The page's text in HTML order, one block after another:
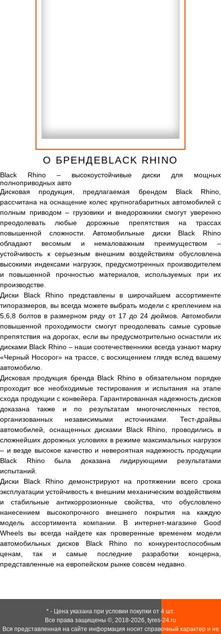
О БРЕНДЕBLACK RHINO
Black Rhino – высокоустойчивые диски для мощных
полноприводных авто
Дисковая продукция, предлагаемая брендом Black Rhino,
рассчитана на оснащение колес крупногабаритных автомобилей с
полным приводом – грузовики и внедорожники смогут уверенно
преодолевать любые дорожные препятствия на трассах
повышенной сложности. Автомобильные диски Black Rhino
обладают весомым и немаловажным преимуществом –
устойчивость к серьезным внешним воздействиям обусловлена
высокими индексами нагрузок, предусмотренных производителем
и повышенной прочностью материалов, используемых при их
производстве.
Диски Black Rhino представлены в широчайшем ассортименте
типоразмеров, вы всегда можете выбрать модели с креплением на
5,6,8 болтов в размерном ряду от 17 до 24 дюймов. Автомобили
повышенной проходимости смогут преодолевать самые суровые
препятствия на дорогах, если вы предусмотрительно оснастили их
дисками Black Rhino – наши соотечественники всегда узнают марку
«Черный Носорог» на трассе, с восхищением глядя вслед вашему
автомобилю.
Дисковая продукция бренда Black Rhino в обязательном порядке
проходит все необходимые тестирования и испытания на этапе
схода продукции с конвейера. Гарантированная надежность дисков
доказана также и по результатам многочисленных тестов,
организованных независимыми источниками. Тест-драйвы
автомобилей, оснащенных дисками Black Rhino, проводились в
сложнейших дорожных условиях в режиме максимальных нагрузок
– и везде высокое качество и невероятная надежность продукции
Black Rhino была доказана лидирующими результатами
испытаний.
Диски Black Rhino демонстрируют на протяжении всего срока
эксплуатации устойчивость к внешним механическим воздействиям
и стабильные антикоррозионные свойства, что обусловлено
нанесением высокопрочного внешнего покрытия на каждую
модель ассортимента компании. В интернет-магазине Good
Wheels вы всегда найдете как проверенные временем модели
автомобильных дисков Black Rhino по конкурентоспособным
ценам, так и самые последние разработки концерна,
представленные на европейском рынке совсем недавно.
* - Цена указана при условии покупки от 4 шт.
Все права защищены ©, 2018-2026, tyres-24.ru
Вся представленная на сайте информация носит справочный характер и не